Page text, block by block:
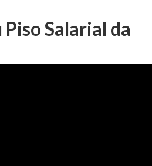
Salarial da